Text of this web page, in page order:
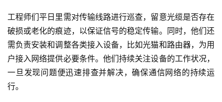
工程师们平日里需对传输线路进行巡查，留意光缆是否存在
破损或老化的痕迹，以保证信号的稳定传输。同时，他们还
需负责安装和调整各类接入设备，比如光猫和路由器，为用
户接入网络提供必要条件。他们持续关注设备的工作状况，
一旦发现问题便迅速排查并解决，确保通信网络的持续运
行。